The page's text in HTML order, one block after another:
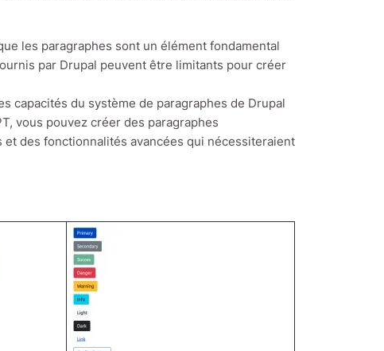
les paragraphes sont un élément fondamental
par Drupal peuvent être limitants pour créer
capacités du système de paragraphes de Drupal
vous pouvez créer des paragraphes
des fonctionnalités avancées qui nécessiteraient
Image